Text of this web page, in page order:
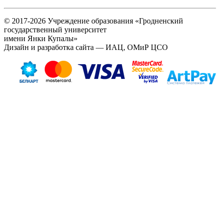
© 2017-2026 Учреждение образования «Гродненский
государственный университет
имени Янки Купалы»
Дизайн и разработка сайта — ИАЦ, ОМиР ЦСО